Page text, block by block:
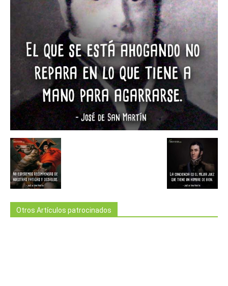
Otros Artículos patrocinados